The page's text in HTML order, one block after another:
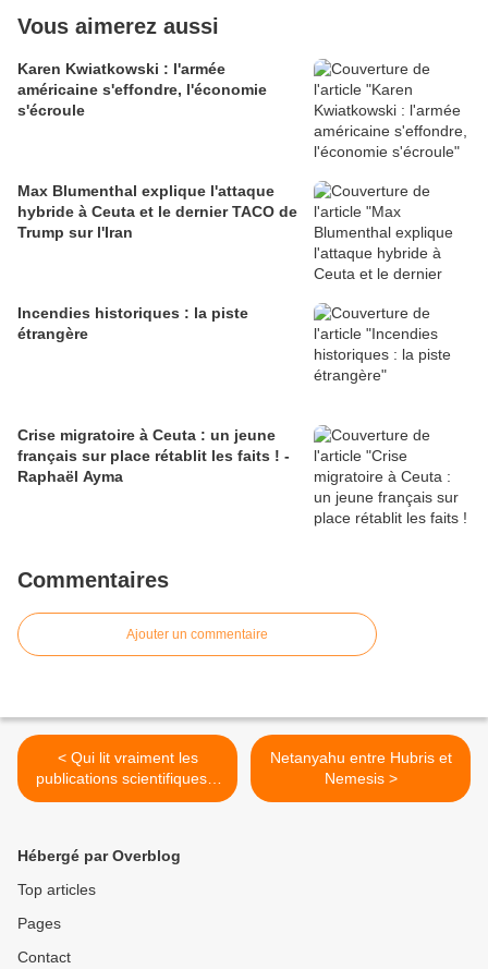
Vous aimerez aussi
Karen Kwiatkowski : l'armée
américaine s'effondre, l'économie
s'écroule
Max Blumenthal explique l'attaque
hybride à Ceuta et le dernier TACO de
Trump sur l'Iran
Incendies historiques : la piste
étrangère
Crise migratoire à Ceuta : un jeune
français sur place rétablit les faits ! -
Raphaël Ayma
Commentaires
Ajouter un commentaire
< Qui lit vraiment les
publications scientifiques ?
Pas même nos experts ?
Netanyahu entre Hubris et
Nemesis >
Hébergé par Overblog
Top articles
Pages
Contact